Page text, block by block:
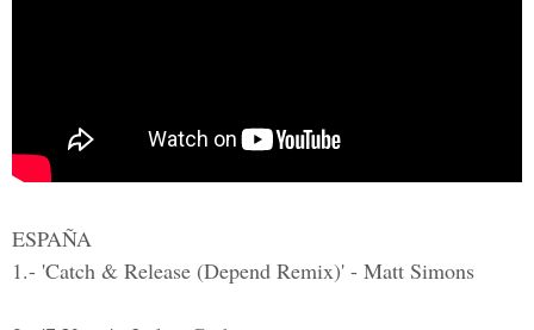
ESPAÑA
1.- 'Catch & Release (Depend Remix)' - Matt Simons